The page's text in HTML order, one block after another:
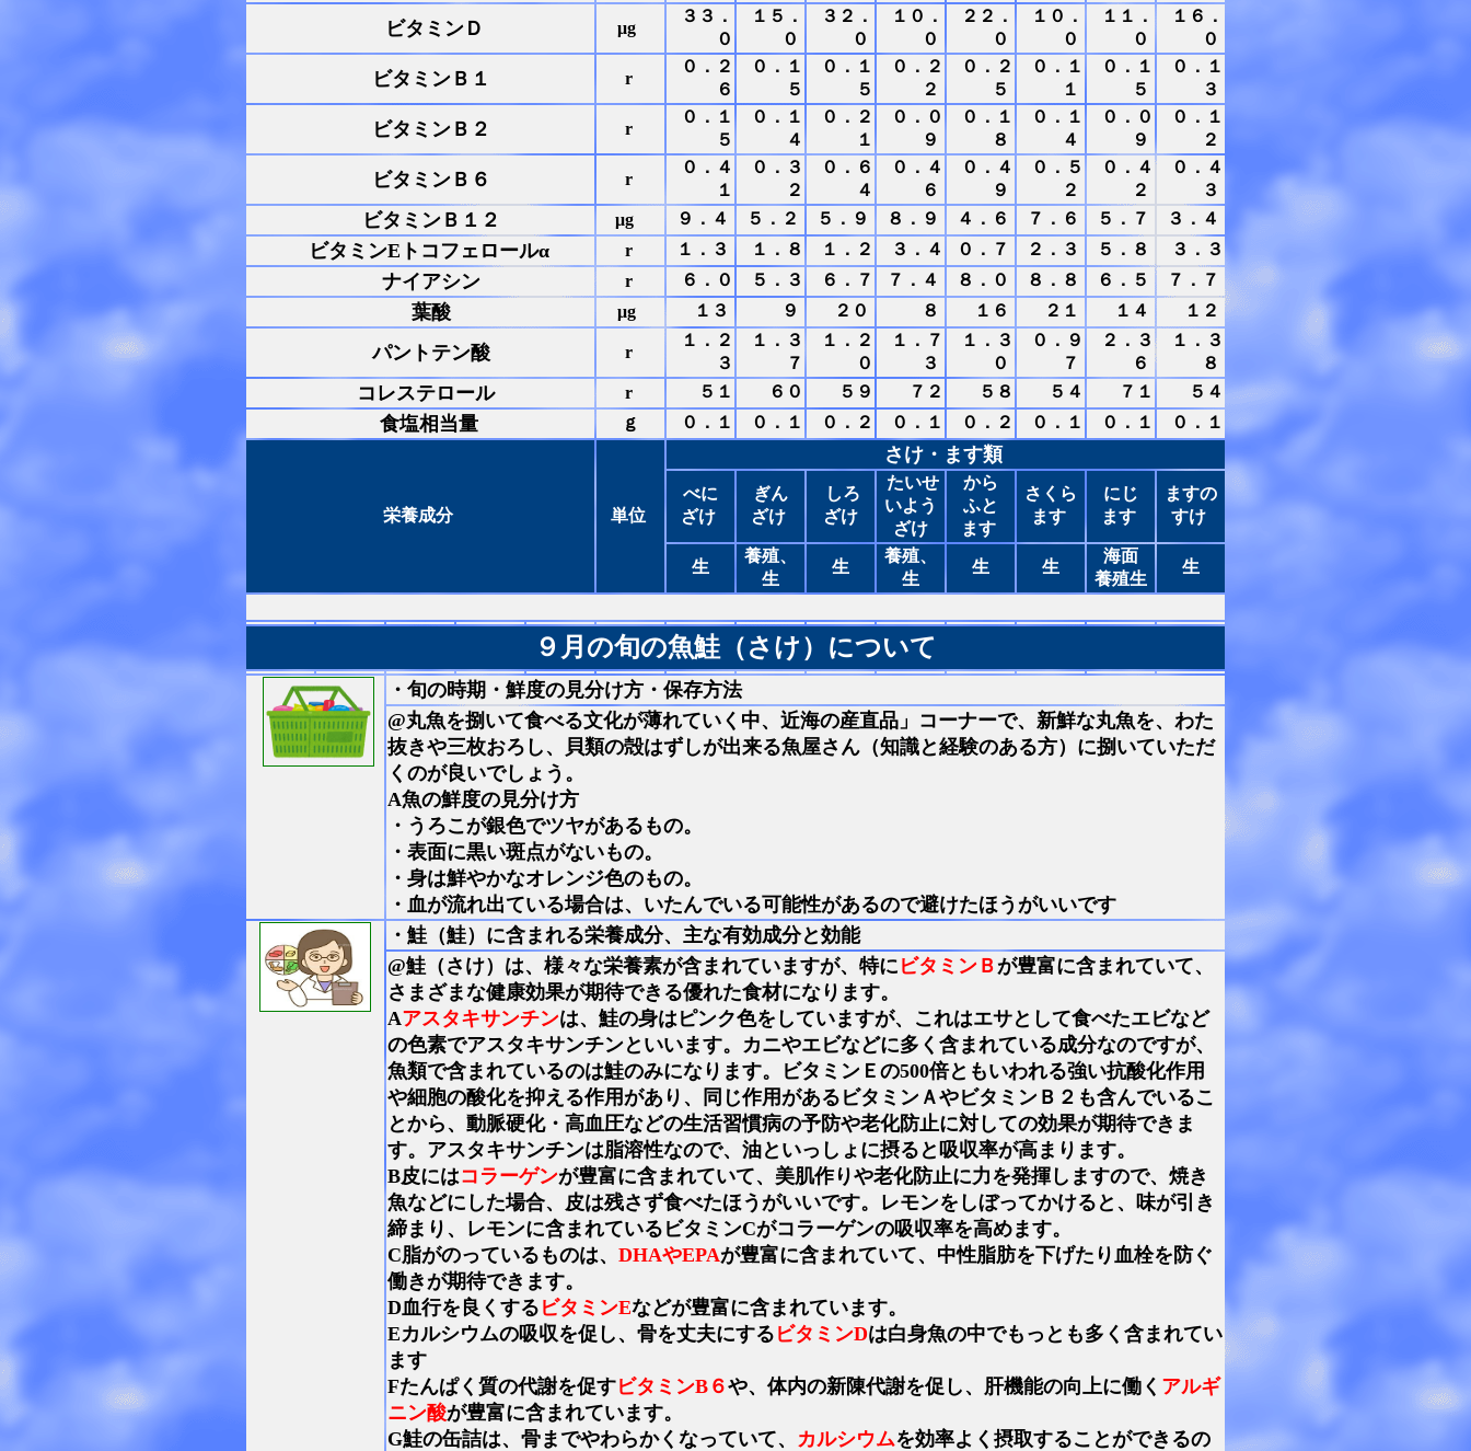
ビタミンＤ μg
３３．
０
１５．
０
３２．
０
１０．
０
２２．
０
１０．
０
１１．
０
１６．
０
ビタミンＢ１ r
０．２
６
０．１
５
０．１
５
０．２
２
０．２
５
０．１
１
０．１
５
０．１
３
ビタミンＢ２ r
０．１
５
０．１
４
０．２
１
０．０
９
０．１
８
０．１
４
０．０
９
０．１
２
ビタミンＢ６ r
０．４
１
０．３
２
０．６
４
０．４
６
０．４
９
０．５
２
０．４
２
０．４
３
ビタミンＢ１２ μg ９．４ ５．２ ５．９ ８．９ ４．６ ７．６ ５．７ ３．４
ビタミンEトコフェロールα r １．３ １．８ １．２ ３．４ ０．７ ２．３ ５．８ ３．３
ナイアシン r ６．０ ５．３ ６．７ ７．４ ８．０ ８．８ ６．５ ７．７
葉酸 μg １３ ９ ２０ ８ １６ ２１ １４ １２
パントテン酸 r
１．２
３
１．３
７
１．２
０
１．７
３
１．３
０
０．９
７
２．３
６
１．３
８
コレステロール r ５１ ６０ ５９ ７２ ５８ ５４ ７１ ５４
食塩相当量 ｇ ０．１ ０．１ ０．２ ０．１ ０．２ ０．１ ０．１ ０．１
栄養成分 単位
さけ・ます類
べに
ざけ
ぎん
ざけ
しろ
ざけ
たいせ
いよう
ざけ
から
ふと
ます
さくら
ます
にじ
ます
ますの
すけ
生
養殖、
生
生
養殖、
生
生 生
海面
養殖生
生
９月の旬の魚鮭（さけ）について
・旬の時期・鮮度の見分け方・保存方法
@丸魚を捌いて食べる文化が薄れていく中、近海の産直品」コーナーで、新鮮な丸魚を、わた
抜きや三枚おろし、貝類の殻はずしが出来る魚屋さん（知識と経験のある方）に捌いていただ
くのが良いでしょう。
A魚の鮮度の見分け方
・うろこが銀色でツヤがあるもの。
・表面に黒い斑点がないもの。
・身は鮮やかなオレンジ色のもの。
・血が流れ出ている場合は、いたんでいる可能性があるので避けたほうがいいです
・鮭（鮭） に含まれる栄養成分、主な有効成分と効能
@鮭（さけ）は、様々な栄養素が含まれていますが、特に ビタミンＢ が豊富に含まれていて、
さまざまな健康効果が期待できる優れた食材になります。
Aアスタキサンチンは、鮭の身はピンク色をしていますが、これはエサとして食べたエビなど
の色素でアスタキサンチンといいます。カニやエビなどに多く含まれている成分なのですが、
魚類で含まれているのは鮭のみになります。ビタミンＥの500倍ともいわれる強い抗酸化作用
や細胞の酸化を抑える作用があり、同じ作用があるビタミンＡやビタミンＢ２も含んでいるこ
とから、動脈硬化・高血圧などの生活習慣病の予防や老化防止に対しての効果が期待できま
す。アスタキサンチンは脂溶性なので、油といっしょに摂ると吸収率が高まります。
B皮にはコラーゲンが豊富に含まれていて、美肌作りや老化防止に力を発揮しますので、焼き
魚などにした場合、皮は残さず食べたほうがいいです。レモンをしぼってかけると、味が引き
締まり、レモンに含まれているビタミンCがコラーゲンの吸収率を高めます。
C脂がのっているものは、 DHAやEPAが豊富に含まれていて、中性脂肪を下げたり血栓を防ぐ
働きが期待できます。
D血行を良くする ビタミンEなどが豊富に含まれています。
Eカルシウムの吸収を促し、骨を丈夫にする ビタミンDは白身魚の中でもっとも多く含まれてい
ます
Fたんぱく質の代謝を促すビタミンB６や、体内の新陳代謝を促し、肝機能の向上に働く アルギ
ニン酸が豊富に含まれています。
G鮭の缶詰は、骨までやわらかくなっていて、 カルシウムを効率よく摂取することができるの